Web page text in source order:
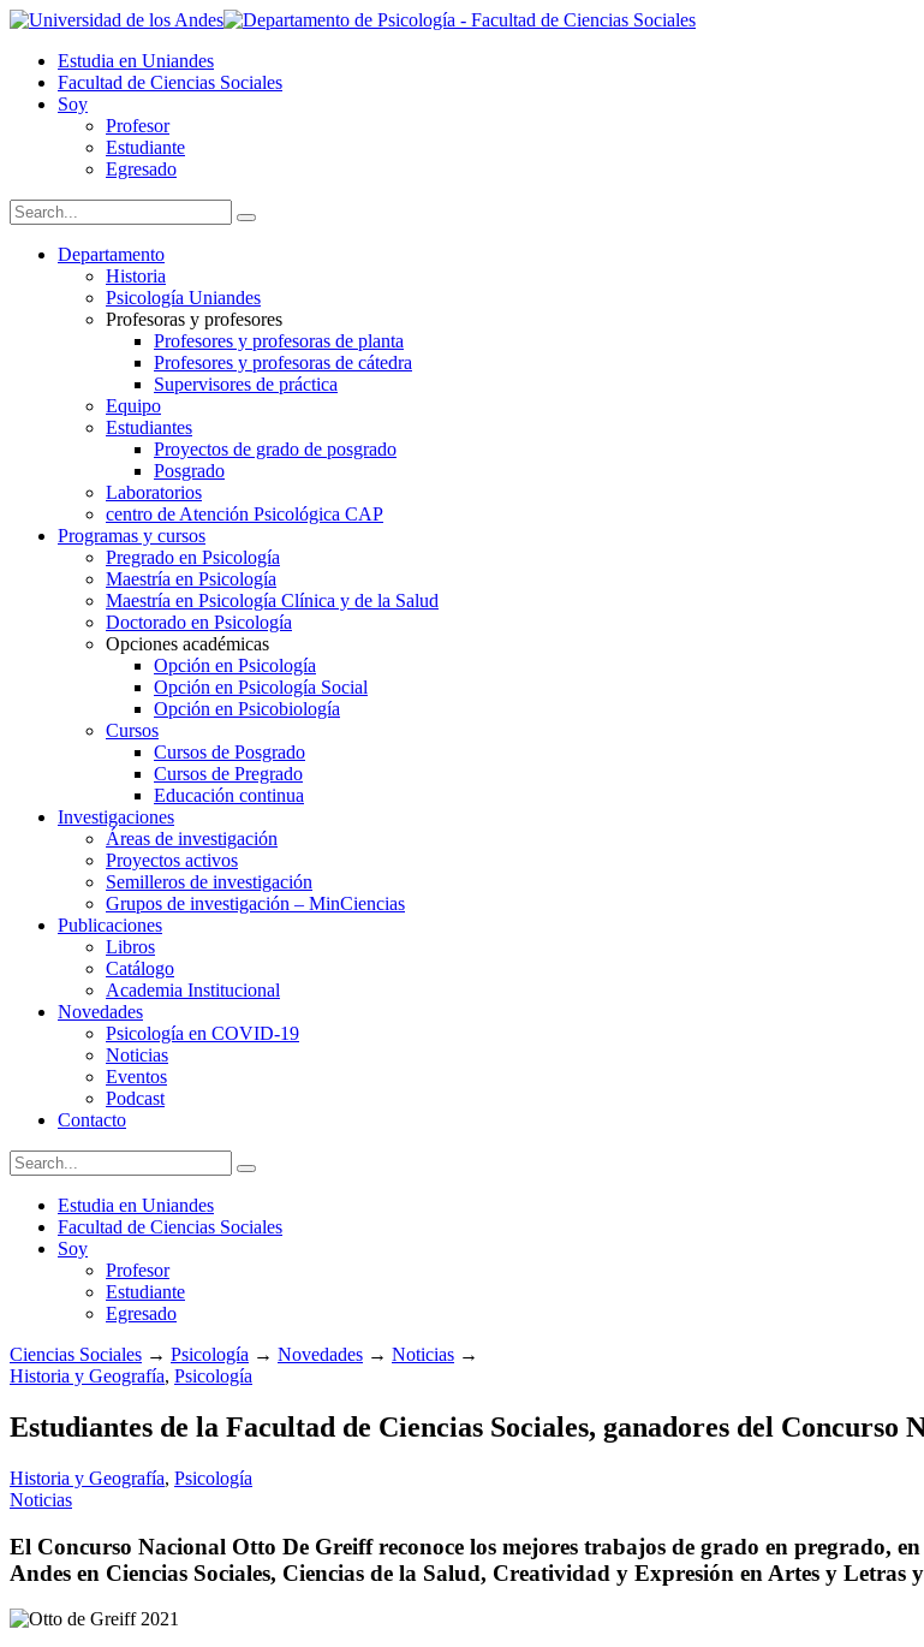
Estudia en Uniandes
Facultad de Ciencias Sociales
Soy
Profesor
Estudiante
Egresado
Departamento
Historia
Psicología Uniandes
Profesoras y profesores
Profesores y profesoras de planta
Profesores y profesoras de cátedra
Supervisores de práctica
Equipo
Estudiantes
Proyectos de grado de posgrado
Posgrado
Laboratorios
centro de Atención Psicológica CAP
Programas y cursos
Pregrado en Psicología
Maestría en Psicología
Maestría en Psicología Clínica y de la Salud
Doctorado en Psicología
Opciones académicas
Opción en Psicología
Opción en Psicología Social
Opción en Psicobiología
Cursos
Cursos de Posgrado
Cursos de Pregrado
Educación continua
Investigaciones
Áreas de investigación
Proyectos activos
Semilleros de investigación
Grupos de investigación – MinCiencias
Publicaciones
Libros
Catálogo
Academia Institucional
Novedades
Psicología en COVID-19
Noticias
Eventos
Podcast
Contacto
Estudia en Uniandes
Facultad de Ciencias Sociales
Soy
Profesor
Estudiante
Egresado
Ciencias Sociales → Psicología → Novedades → Noticias →
Historia y Geografía, Psicología
Estudiantes de la Facultad de Ciencias Sociales, ganadores del Concurso
Historia y Geografía, Psicología
Noticias
El Concurso Nacional Otto De Greiff reconoce los mejores trabajos de grado en pregrado,
Andes en Ciencias Sociales, Ciencias de la Salud, Creatividad y Expresión en Artes y Letras